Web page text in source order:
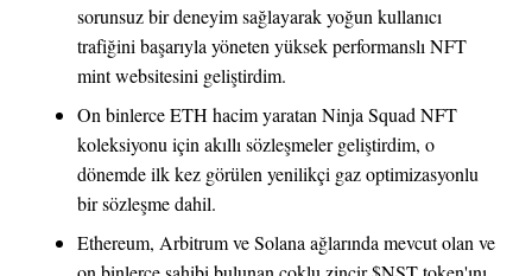
sorunsuz bir deneyim sağlayarak yoğun kullanıcı
trafiğini başarıyla yöneten yüksek performanslı NFT
mint websitesini geliştirdim.
On binlerce ETH hacim yaratan Ninja Squad NFT
koleksiyonu için akıllı sözleşmeler geliştirdim, o
dönemde ilk kez görülen yenilikçi gaz optimizasyonlu
bir sözleşme dahil.
Ethereum, Arbitrum ve Solana ağlarında mevcut olan ve